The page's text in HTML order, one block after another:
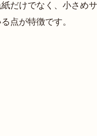
だけでなく、小さめ
点が特徴です。